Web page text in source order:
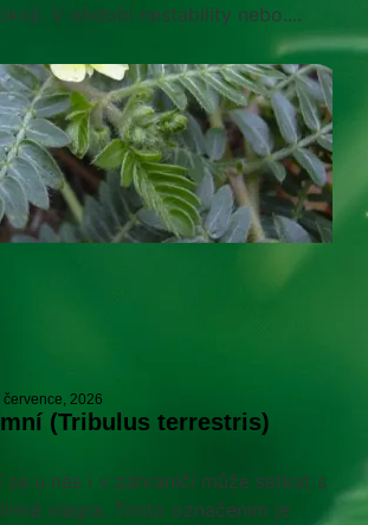
V období nestability nebo....
července, 2026
(Tribulus terrestris)
se u nás i v zahraníčí může setkat s
viagra. Tímto označením je